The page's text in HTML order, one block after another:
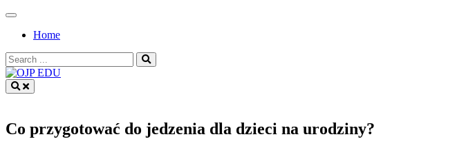
Skip
contentHome
Search
for:
Co przygotować do jedzenia dla dzieci na urodziny?